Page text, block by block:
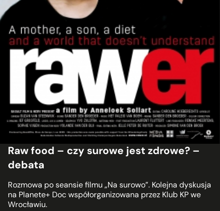
Raw food – czy surowe jest zdrowe? –
debata
Rozmowa po seansie filmu „Na surowo”. Kolejna dyskusja
na Planete+ Doc współorganizowana przez Klub KP we
Wrocławiu.